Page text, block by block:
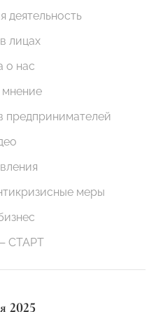
деятельность
лицах
о нас
предпринимателей
меры
СТАРТ
2025